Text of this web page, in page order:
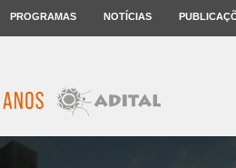
PROGRAMAS NOTÍCIAS